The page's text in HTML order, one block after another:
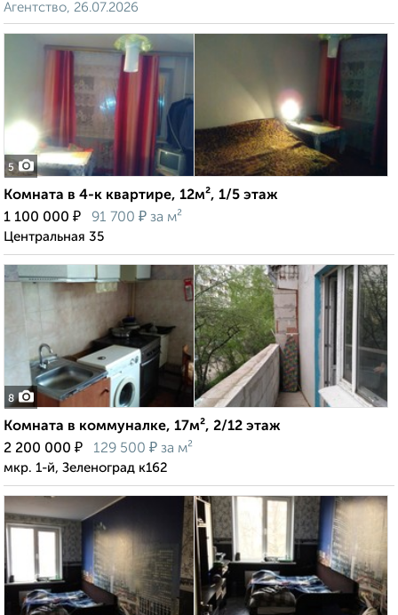
Агентство, 26.07.2026
5
Комната в 4-к квартире, 12м², 1/5 этаж
1 100 000 ₽ 91 700 ₽ за м²
Центральная 35
8
Комната в коммуналке, 17м², 2/12 этаж
2 200 000 ₽ 129 500 ₽ за м²
мкр. 1-й, Зеленоград к162